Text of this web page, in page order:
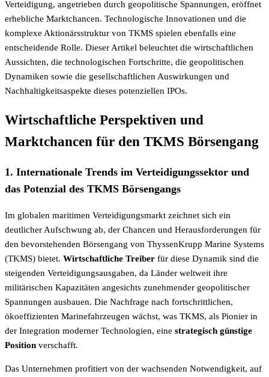
Verteidigung, angetrieben durch geopolitische Spannungen, eröffnet
erhebliche Marktchancen. Technologische Innovationen und die
komplexe Aktionärsstruktur von TKMS spielen ebenfalls eine
entscheidende Rolle. Dieser Artikel beleuchtet die wirtschaftlichen
Aussichten, die technologischen Fortschritte, die geopolitischen
Dynamiken sowie die gesellschaftlichen Auswirkungen und
Nachhaltigkeitsaspekte dieses potenziellen IPOs.
Wirtschaftliche Perspektiven und
Marktchancen für den TKMS Börsengang
1. Internationale Trends im Verteidigungssektor und
das Potenzial des TKMS Börsengangs
Im globalen maritimen Verteidigungsmarkt zeichnet sich ein
deutlicher Aufschwung ab, der Chancen und Herausforderungen für
den bevorstehenden Börsengang von ThyssenKrupp Marine Systems
(TKMS) bietet. Wirtschaftliche Treiber für diese Dynamik sind die
steigenden Verteidigungsausgaben, da Länder weltweit ihre
militärischen Kapazitäten angesichts zunehmender geopolitischer
Spannungen ausbauen. Die Nachfrage nach fortschrittlichen,
ökoeffizienten Marinefahrzeugen wächst, was TKMS, als Pionier in
der Integration moderner Technologien, eine strategisch günstige
Position verschafft.
Das Unternehmen profitiert von der wachsenden Notwendigkeit, auf